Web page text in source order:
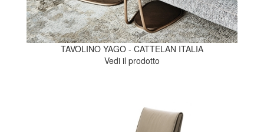
TAVOLINO YAGO - CATTELAN ITALIA
Vedi il prodotto